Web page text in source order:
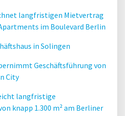
langfristigen Mietvertrag
im Boulevard Berlin
in Solingen
Geschäftsführung von
City
langfristige
knapp 1.300 m² am Berliner